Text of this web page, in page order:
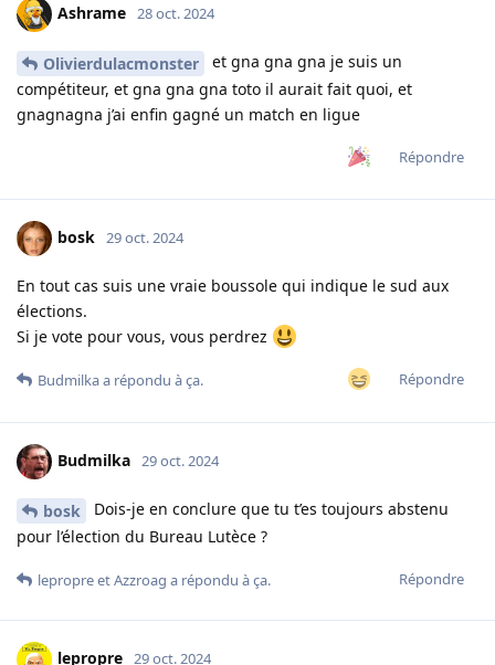
Ashrame 28 oct. 2024
Olivierdulacmonster
et gna gna gna je suis un
compétiteur, et gna gna gna toto il aurait fait quoi, et
gnagnagna j’ai enfin gagné un match en ligue
Répondre
bosk 29 oct. 2024
En tout cas suis une vraie boussole qui indique le sud aux
élections.
Si je vote pour vous, vous perdrez
Répondre
Budmilkaa répondu à ça.
Budmilka 29 oct. 2024
bosk
Dois-je en conclure que tu t’es toujours abstenu
pour l’élection du Bureau Lutèce ?
Répondre
lepropreetAzzroag a répondu à ça.
lepropre 29 oct. 2024